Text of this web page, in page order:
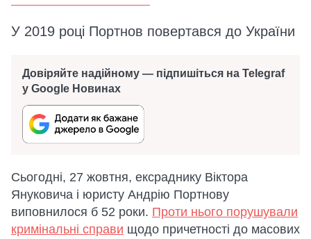
У 2019 році Портнов повертався до України
Довіряйте надійному — підпишіться на Telegraf
у Google Новинах
Сьогодні, 27 жовтня, ексраднику Віктора
Януковича і юристу Андрію Портнову
виповнилося б 52 роки. Проти нього порушували
кримінальні справи щодо причетності до масових